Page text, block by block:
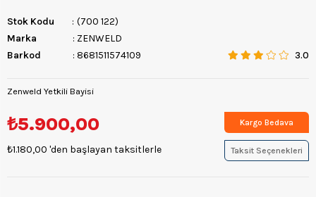
Stok Kodu
(700 122)
Marka
: ZENWELD
Barkod
: 8681511574109 3.0
Zenweld Yetkili Bayisi
₺5.900,00
₺1.180,00 'den başlayan taksitlerle
Kargo Bedava
Taksit Seçenekleri